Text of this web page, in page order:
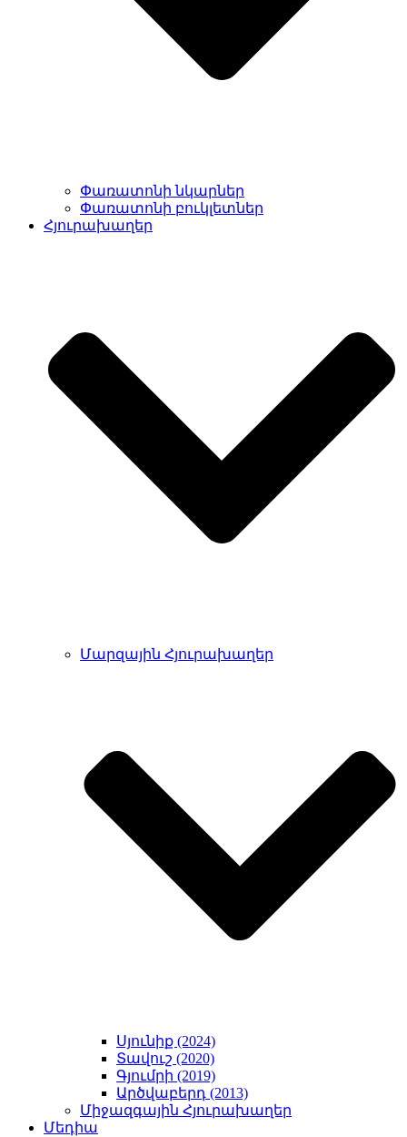
Փառատոնի նկարներ
Փառատոնի բուկլետներ
Հյուրախաղեր
Մարզային Հյուրախաղեր
Սյունիք (2024)
Տավուշ (2020)
Գյումրի (2019)
Արծվաբերդ (2013)
Միջազգային Հյուրախաղեր
Մեդիա